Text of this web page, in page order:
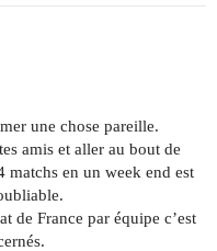
une chose pareille.
amis et aller au bout de
matchs en un week end est
de France par équipe c’est